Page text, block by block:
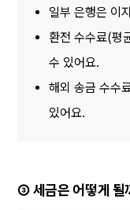
일부 은행은 이
환전 수수료(평
수 있어요.
해외 송금 수수
있어요.
③ 세금은 어떻게 될